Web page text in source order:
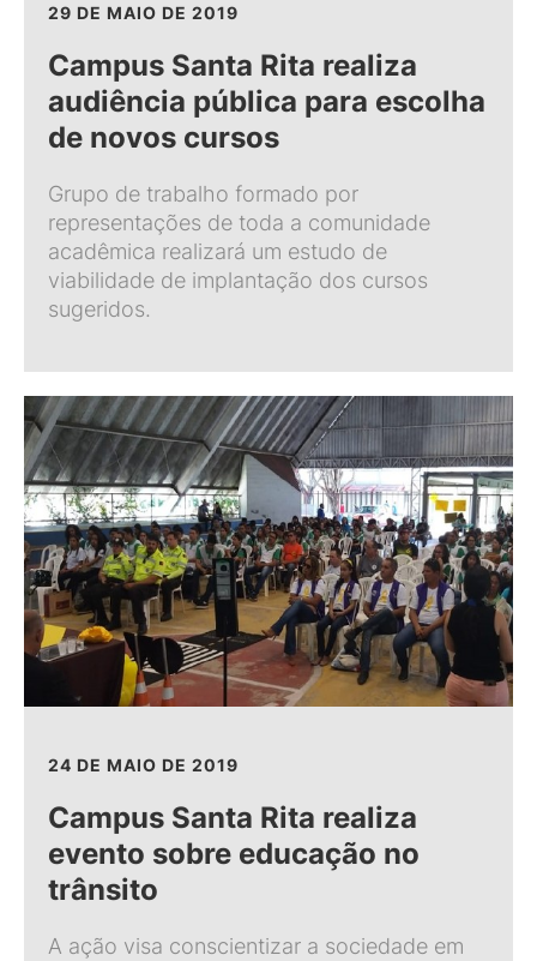
29 DE MAIO DE 2019
Campus Santa Rita realiza
audiência pública para escolha
de novos cursos
Grupo de trabalho formado por
representações de toda a comunidade
acadêmica realizará um estudo de
viabilidade de implantação dos cursos
sugeridos.
24 DE MAIO DE 2019
Campus Santa Rita realiza
evento sobre educação no
trânsito
A ação visa conscientizar a sociedade em